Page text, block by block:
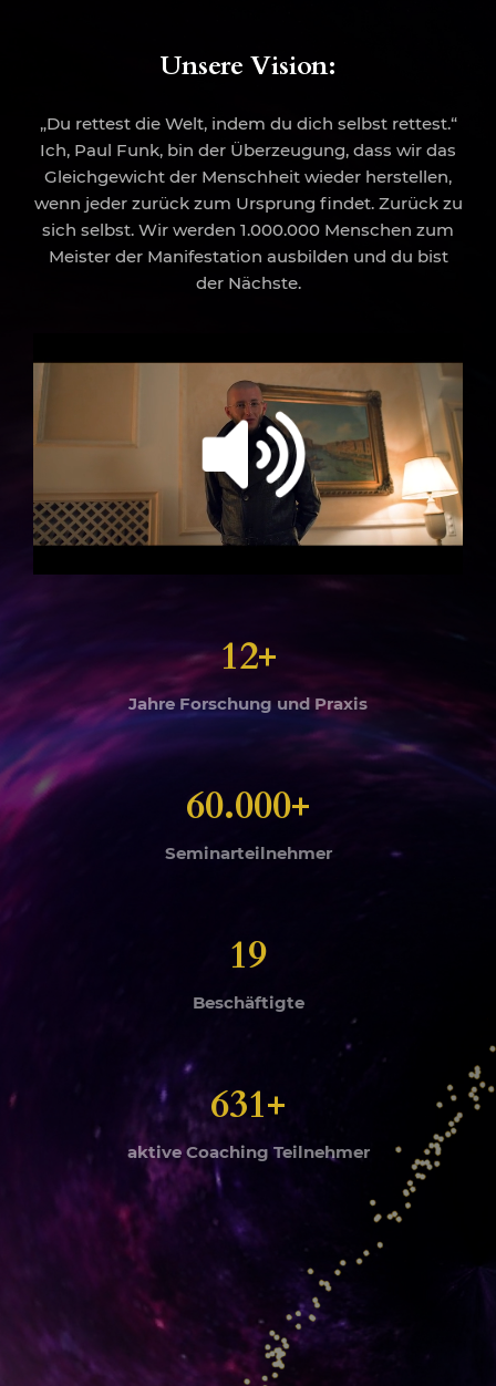
Unsere Vision:
„Du rettest die Welt, indem du dich selbst rettest.“
Ich, Paul Funk, bin der Überzeugung, dass wir das
Gleichgewicht der Menschheit wieder herstellen,
wenn jeder zurück zum Ursprung findet. Zurück zu
sich selbst. Wir werden 1.000.000 Menschen zum
Meister der Manifestation ausbilden und du bist
der Nächste.
12+
Jahre Forschung und Praxis
60.000+
Seminarteilnehmer
19
Beschäftigte
631+
aktive Coaching Teilnehmer